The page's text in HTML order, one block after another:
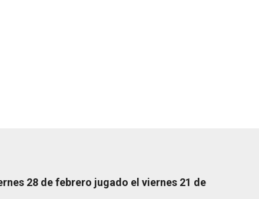
28 de febrero jugado el viernes 21 de